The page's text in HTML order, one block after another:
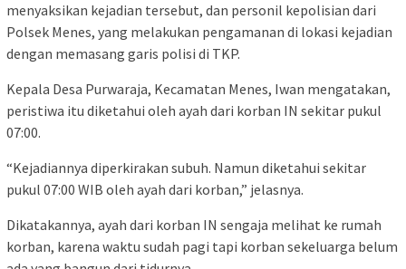
menyaksikan kejadian tersebut, dan personil kepolisian dari
Polsek Menes, yang melakukan pengamanan di lokasi kejadian
dengan memasang garis polisi di TKP.
Kepala Desa Purwaraja, Kecamatan Menes, Iwan mengatakan,
peristiwa itu diketahui oleh ayah dari korban IN sekitar pukul
07:00.
“Kejadiannya diperkirakan subuh. Namun diketahui sekitar
pukul 07:00 WIB oleh ayah dari korban,” jelasnya.
Dikatakannya, ayah dari korban IN sengaja melihat ke rumah
korban, karena waktu sudah pagi tapi korban sekeluarga belum